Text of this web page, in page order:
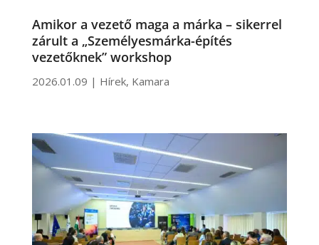
Amikor a vezető maga a márka – sikerrel
zárult a „Személyesmárka-építés
vezetőknek” workshop
2026.01.09 | Hírek, Kamara